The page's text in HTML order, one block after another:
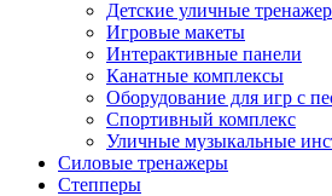
Детские уличные
Игровые макеты
Интерактивные панели
Канатные комплексы
Оборудование для игр с
Спортивный комплекс
Уличные музыкальные
Силовые тренажеры
Степперы